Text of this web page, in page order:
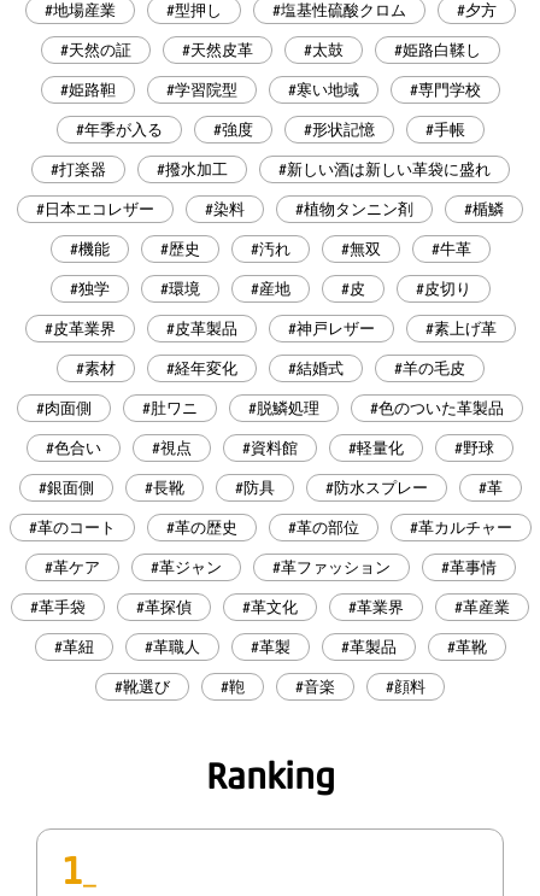
#地場産業 #型押し #塩基性硫酸クロム #夕方
#天然の証 #天然皮革 #太鼓 #姫路白鞣し
#姫路靼 #学習院型 #寒い地域 #専門学校
#年季が入る #強度 #形状記憶 #手帳
#打楽器 #撥水加工 #新しい酒は新しい革袋に盛れ
#日本エコレザー #染料 #植物タンニン剤 #楯鱗
#機能 #歴史 #汚れ #無双 #牛革
#独学 #環境 #産地 #皮 #皮切り
#皮革業界 #皮革製品 #神戸レザー #素上げ革
#素材 #経年変化 #結婚式 #羊の毛皮
#肉面側 #肚ワニ #脱鱗処理 #色のついた革製品
#色合い #視点 #資料館 #軽量化 #野球
#銀面側 #長靴 #防具 #防水スプレー #革
#革のコート #革の歴史 #革の部位 #革カルチャー
#革ケア #革ジャン #革ファッション #革事情
#革手袋 #革探偵 #革文化 #革業界 #革産業
#革紐 #革職人 #革製 #革製品 #革靴
#靴選び #鞄 #音楽 #顔料
Ranking
1